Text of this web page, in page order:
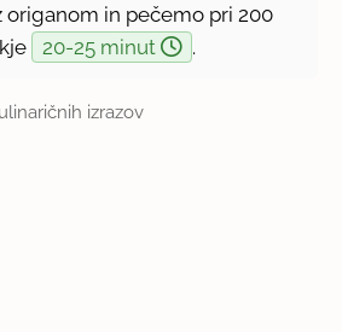
origanom in pečemo pri 200
20-25 minut .
izrazov